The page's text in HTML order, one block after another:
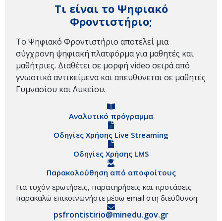
Τι είναι το Ψηφιακό
Φροντιστήριο;
Το Ψηφιακό Φροντιστήριο αποτελεί μια
σύγχρονη ψηφιακή πλατφόρμα για μαθητές και
μαθήτριες. Διαθέτει σε μορφή video σειρά από
γνωστικά αντικείμενα και απευθύνεται σε μαθητές
Γυμνασίου και Λυκείου.
Αναλυτικό πρόγραμμα
Οδηγίες Χρήσης Live Streaming
Οδηγίες Χρήσης LMS
Παρακολούθηση από αποφοίτους
Για τυχόν ερωτήσεις, παρατηρήσεις και προτάσεις
παρακαλώ επικοινωνήστε μέσω email στη διεύθυνση:
psfrontistirio@minedu.gov.gr